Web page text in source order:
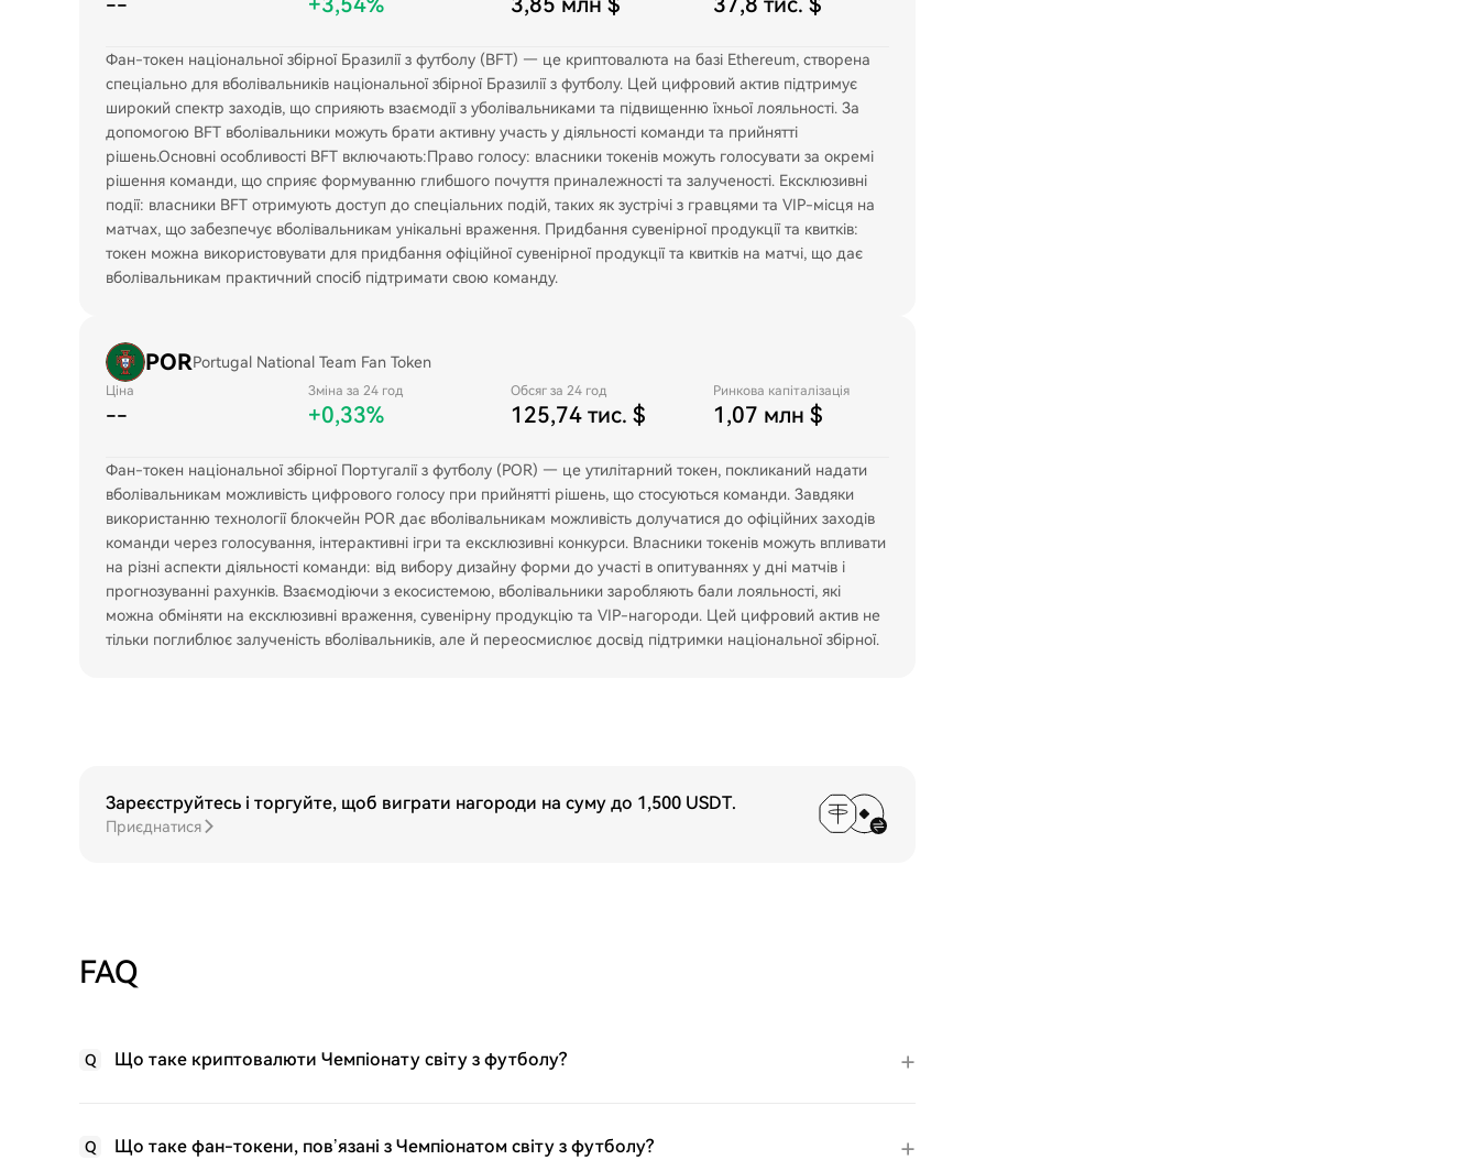
Фан-токен національної збірної Бразилії з футболу (BFT) — це криптовалюта на базі Ethereum, створена
спеціально для вболівальників національної збірної Бразилії з футболу. Цей цифровий актив підтримує
широкий спектр заходів, що сприяють взаємодії з уболівальниками та підвищенню їхньої лояльності. За
допомогою BFT вболівальники можуть брати активну участь у діяльності команди та прийнятті
рішень.Основні особливості BFT включають:Право голосу: власники токенів можуть голосувати за окремі
рішення команди, що сприяє формуванню глибшого почуття приналежності та залученості. Ексклюзивні
події: власники BFT отримують доступ до спеціальних подій, таких як зустрічі з гравцями та VIP-місця на
матчах, що забезпечує вболівальникам унікальні враження. Придбання сувенірної продукції та квитків:
токен можна використовувати для придбання офіційної сувенірної продукції та квитків на матчі, що дає
вболівальникам практичний спосіб підтримати свою команду.
PORPortugal National Team Fan Token
Ціна
--
Зміна за 24 год
+0,33%
Обсяг за 24 год
125,74 тис. $
Ринкова капіталізація
1,07 млн $
Фан-токен національної збірної Португалії з футболу (POR) — це утилітарний токен, покликаний надати
вболівальникам можливість цифрового голосу при прийнятті рішень, що стосуються команди. Завдяки
використанню технології блокчейн POR дає вболівальникам можливість долучатися до офіційних заходів
команди через голосування, інтерактивні ігри та ексклюзивні конкурси. Власники токенів можуть впливати
на різні аспекти діяльності команди: від вибору дизайну форми до участі в опитуваннях у дні матчів і
прогнозуванні рахунків. Взаємодіючи з екосистемою, вболівальники заробляють бали лояльності, які
можна обміняти на ексклюзивні враження, сувенірну продукцію та VIP-нагороди. Цей цифровий актив не
тільки поглиблює залученість вболівальників, але й переосмислює досвід підтримки національної збірної.
Зареєструйтесь і торгуйте, щоб виграти нагороди на суму до 1,500 USDT.
Приєднатися
FAQ
Q Що таке криптовалюти Чемпіонату світу з футболу?
Q Що таке фан-токени, пов’язані з Чемпіонатом світу з футболу?